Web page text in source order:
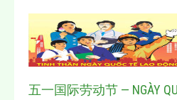
五一国际劳动节 — NGÀY